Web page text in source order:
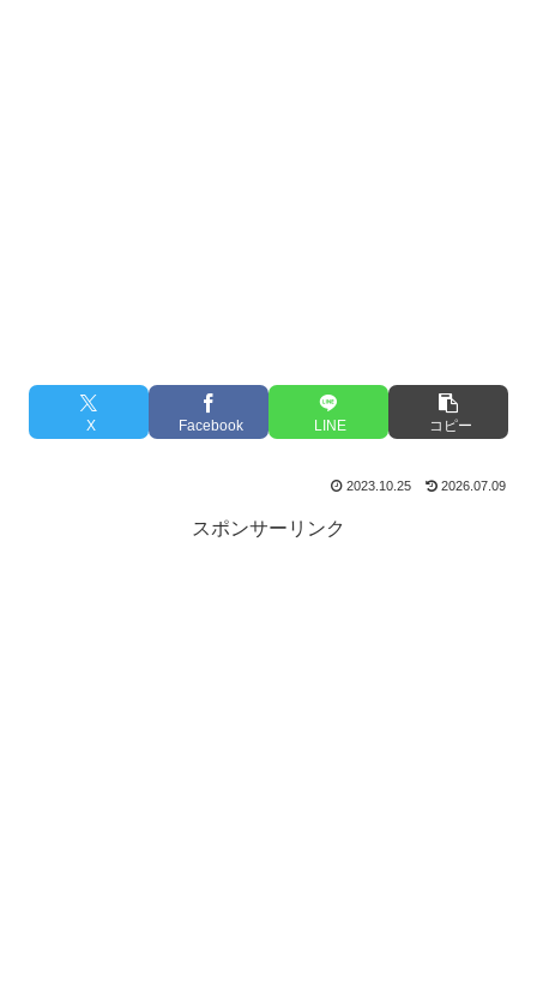
X Facebook LINE コピー
2023.10.25 2026.07.09
スポンサーリンク